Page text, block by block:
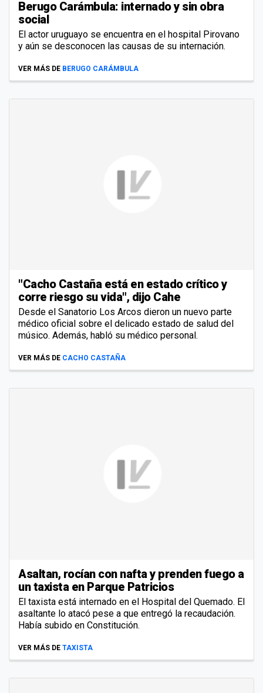
Berugo Carámbula: internado y sin obra
social
El actor uruguayo se encuentra en el hospital Pirovano
y aún se desconocen las causas de su internación.
VER MÁS DE BERUGO CARÁMBULA
"Cacho Castaña está en estado crítico y
corre riesgo su vida", dijo Cahe
Desde el Sanatorio Los Arcos dieron un nuevo parte
médico oficial sobre el delicado estado de salud del
músico. Además, habló su médico personal.
VER MÁS DE CACHO CASTAÑA
Asaltan, rocían con nafta y prenden fuego a
un taxista en Parque Patricios
El taxista está internado en el Hospital del Quemado. El
asaltante lo atacó pese a que entregó la recaudación.
Había subido en Constitución.
VER MÁS DE TAXISTA